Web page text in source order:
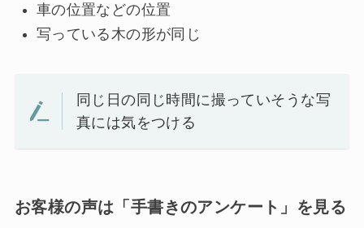
車の位置などの位置
写っている木の形が同じ
同じ日の同じ時間に撮っていそうな写
真には気をつける
お客様の声は「手書きのアンケート」を見る